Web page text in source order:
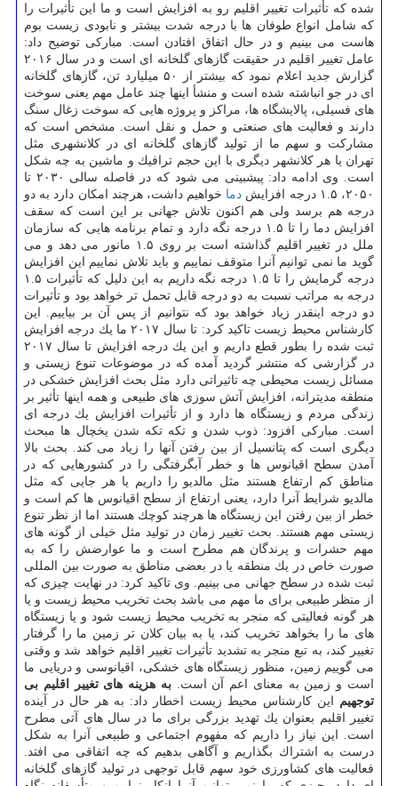
شده كه تأثیرات تغییر اقلیم رو به افزایش است و ما این تأثیرات را
كه شامل انواع طوفان ها با درجه شدت بیشتر و نابودی زیست بوم
هاست می بینیم و در حال اتفاق افتادن است. مباركی توضیح داد:
عامل تغییر اقلیم در حقیقت گازهای گلخانه ای است و در سال ۲۰۱۶
گزارش جدید اعلام نمود كه بیشتر از ۵۰ میلیارد تن، گازهای گلخانه
ای در جو انباشته شده است و منشأ اینها چند عامل مهم یعنی سوخت
های فسیلی، پالایشگاه ها، مراكز و پروژه هایی كه سوخت زغال سنگ
دارند و فعالیت های صنعتی و حمل و نقل است. مشخص است كه
مشاركت و سهم ما از تولید گازهای گلخانه ای در كلانشهری مثل
تهران یا هر كلانشهر دیگری با این حجم ترافیك و ماشین به چه شكل
است. وی ادامه داد: پیشبینی می شود كه در فاصله سالی ۲۰۳۰ تا
۲۰۵۰، ۱.۵ درجه افزایش
دما خواهیم داشت، هرچند امكان دارد به دو
درجه هم برسد ولی هم اكنون تلاش جهانی بر این است كه سقف
افزایش دما را تا ۱.۵ درجه نگه دارد و تمام برنامه هایی كه سازمان
ملل در تغییر اقلیم گذاشته است بر روی ۱.۵ مانور می دهد و می
گوید ما نمی توانیم آنرا متوقف نماییم و باید تلاش نماییم این افزایش
درجه گرمایش را تا ۱.۵ درجه نگه داریم به این دلیل كه تأثیرات ۱.۵
درجه به مراتب نسبت به دو درجه قابل تحمل تر خواهد بود و تأثیرات
دو درجه اینقدر زیاد خواهد بود كه نتوانیم از پس آن بر بیاییم. این
كارشناس محیط زیست تاكید كرد: تا سال ۲۰۱۷ ما یك درجه افزایش
ثبت شده را بطور قطع داریم و این یك درجه افزایش تا سال ۲۰۱۷
در گزارشی كه منتشر گردید آمده كه در موضوعات تنوع زیستی و
مسائل زیست محیطی چه تاثیراتی دارد مثل بحث افزایش خشكی در
منطقه مدیترانه، افزایش آتش سوزی های طبیعی و همه اینها تأثیر بر
زندگی مردم و زیستگاه ها دارد و از تأثیرات افزایش یك درجه ای
است. مباركی افزود: ذوب شدن و تكه تكه شدن یخچال ها مبحث
دیگری است كه پتانسیل از بین رفتن آنها را زیاد می كند. بحث بالا
آمدن سطح اقیانوس ها و خطر آبگرفتگی را در كشورهایی كه در
مناطق كم ارتفاع هستند مثل مالدیو را داریم یا هر جایی كه مثل
مالدیو شرایط آنرا دارد، یعنی ارتفاع از سطح اقیانوس ها كم است و
خطر از بین رفتن این زیستگاه ها هرچند كوچك هستند اما از نظر تنوع
زیستی مهم هستند. بحث تغییر زمان در تولید مثل خیلی از گونه های
مهم حشرات و پرندگان هم مطرح است و ما عوارضش را كه به
صورت خاص در یك منطقه یا در بعضی مناطق به صورت بین المللی
ثبت شده در سطح جهانی می بینیم. وی تاكید كرد: در نهایت چیزی كه
از منظر طبیعی برای ما مهم می باشد بحث تخریب محیط زیست و یا
هر گونه فعالیتی كه منجر به تخریب محیط زیست شود و یا زیستگاه
های ما را بخواهد تخریب كند، یا به بیان كلان تر زمین ما را گرفتار
تغییر كند، به تبع منجر به تشدید تأثیرات تغییر اقلیم خواهد شد و وقتی
می گوییم زمین، منظور زیستگاه های خشكی، اقیانوسی و دریایی ما
است و زمین به معنای اعم آن است.به هزینه های تغییر اقلیم بی
توجهیم این كارشناس محیط زیست اخطار داد: به هر حال در آینده
تغییر اقلیم بعنوان یك تهدید بزرگی برای ما در سال های آتی مطرح
است. این نیاز را داریم كه مفهوم اجتماعی و طبیعی آنرا به شكل
درست به اشتراك بگذاریم و آگاهی بدهیم كه چه اتفاقی می افتد.
فعالیت های كشاورزی خود سهم قابل توجهی در تولید گازهای گلخانه